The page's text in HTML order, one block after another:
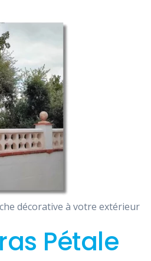
décorative à votre extérieur
Pétale